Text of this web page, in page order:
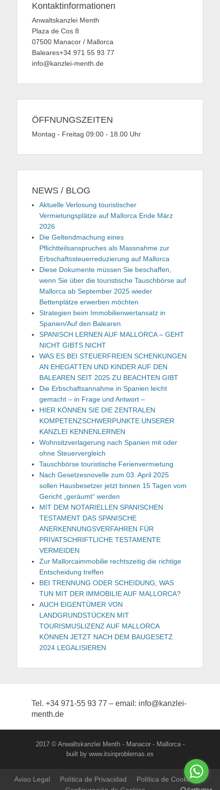
Kontaktinformationen
Anwaltskanzlei Menth
Plaza de Cos 8
07500 Manacor / Mallorca
Baleares+34 971 55 93 77
info@kanzlei-menth.de
ÖFFNUNGSZEITEN
Montag - Freitag 09:00 - 18.00 Uhr
NEWS / BLOG
Aktuelle Verlosung touristischer
Vermietungsplätze auf Mallorca Ende März
2026
Die Geltendmachung eines
Pflichtteilsanspruches als Massnahme zur
Erbschaftssteuerreduzierung auf Mallorca
Diese Dokumente müssen Sie beschaffen,
wenn Sie über die touristische Tauschbörse auf
Mallorca ab September 2025 wieder
Bettenplätze erwerben möchten
Strategien beim Immobilienwertansatz in
Spanien/Auf den Balearen
SPANISCH LERNEN AUF MALLORCA – GEHT
NICHT GIBTS NICHT
WAS ES BEI STEUERFREIEN SCHENKUNGEN
AN EHEGATTEN UND KINDER AUF DEN
BALEAREN SEIT 2025 ZU BEACHTEN GIBT
Die Erbschaftsannahme in Spanien leicht
gemacht – in Frage und Antwort –
HIER KÖNNEN SIE DIE ZENTRALEN
KOMPETENZSCHWERPUNKTE UNSERER
KANZLEI KENNENLERNEN
Wohnsitzverlagerung nach Spanien mit oder
ohne Steuervergleich
Tauschbörse touristische Ferienvermietung
Nach Gesetzesnovelle zum 03. April 2025
sollen Hausbesetzer jetzt binnen 15 Tagen vom
Gericht „geräumt“ werden
MIT DEM NOTARIELLEN SPANISCHEN
TESTAMENT DAS SPANISCHE
ANERKENNUNGSVERFAHREN FÜR
PRIVATSCHRIFTLICHE TESTAMENTE
VERMEIDEN
Zur Mallorcaimmobilie rechtszeitig die richtige
Entscheidung treffen
BEI TRENNUNG ODER SCHEIDUNG; WAS
TUN MIT DER IMMOBILIE AUF MALLORCA?
AUCH EIGENTÜMER VON
LANDGRUNDSTÜCKEN MIT
TOURISMUSLIZENZ AUF MALLORCA
KÖNNEN JETZT NACH DEM BAUGESETZ
2024 LEGALISIEREN
Tel. +34 971-55 93 77 – email: info@kanzlei-
menth.de
2017 © Anwaltskanzlei Menth - Manacor - Mallorca -
built by www.itsinproblemas.es
Aviso Legal Política de Privacidad
Política de Cookies